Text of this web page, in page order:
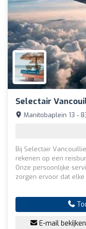
Selectair
Manitobaplein 13 -
Bij Selectair
rekenen op een
Onze persoonlijke
zorgen ervoor dat elke
E-mail bekijken